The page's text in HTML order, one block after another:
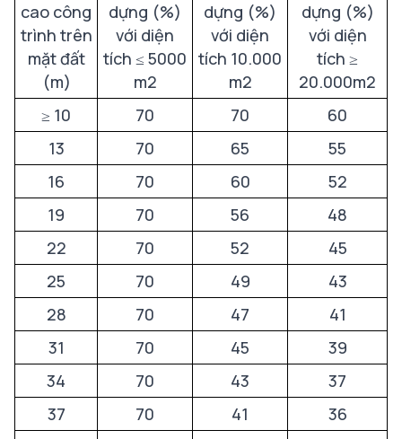
cao công
trình trên
mặt đất
(m)
dựng (%)
với diện
tích ≤ 5000
m2
dựng (%)
với diện
tích 10.000
m2
dựng (%)
với diện
tích ≥
20.000m2
≥ 10
70 70
60
13
70 65
55
16
70 60
52
19
70 56
48
22
70 52
45
25
70 49
43
28
70 47
41
31
70 45
39
34
70 43
37
37
70 41
36